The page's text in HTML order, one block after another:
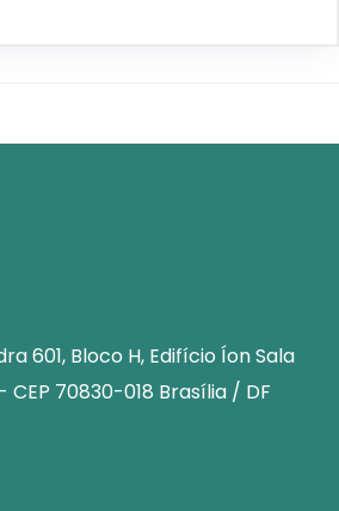
601, Bloco H, Edifício Íon Sala
70830-018 Brasília / DF